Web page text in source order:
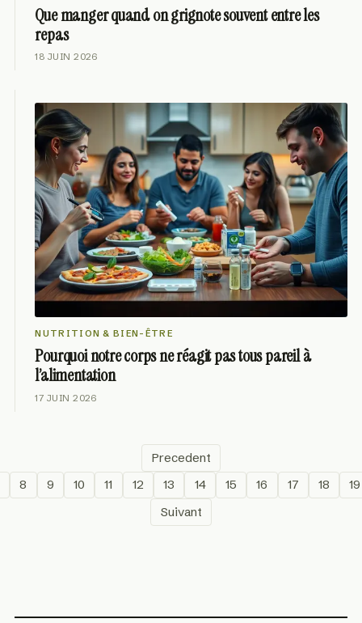
Que manger quand on grignote souvent entre les
repas
18 JUIN 2026
NUTRITION & BIEN-ÊTRE
Pourquoi notre corps ne réagit pas tous pareil à
l’alimentation
17 JUIN 2026
Precedent
8
9 10 11 12 13 14 15 16 17 18
19
Suivant